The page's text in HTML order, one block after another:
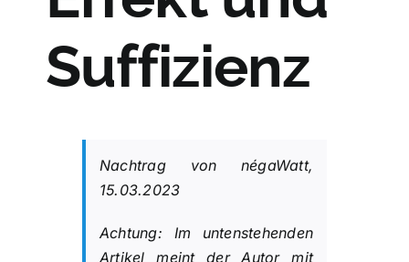
Suffizienz
Nachtrag von négaWatt,
15.03.2023
Achtung: Im untenstehenden
Artikel meint der Autor mit